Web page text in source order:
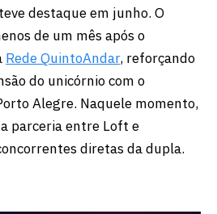
teve destaque em junho. O
de um mês após o
Rede QuintoAndar, reforçando
do unicórnio com o
Alegre. Naquele momento,
parceria entre Loft e
diretas da dupla.